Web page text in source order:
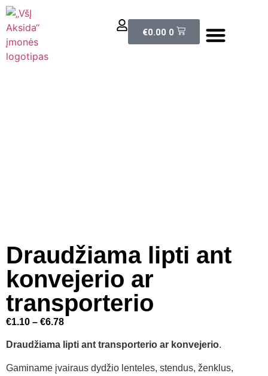
€0.00 0
Draudžiama lipti ant
konvejerio ar
transporterio
€1.10 – €6.78
Draudžiama lipti ant transporterio ar konvejerio.
Gaminame įvairaus dydžio lenteles, stendus, ženklus,